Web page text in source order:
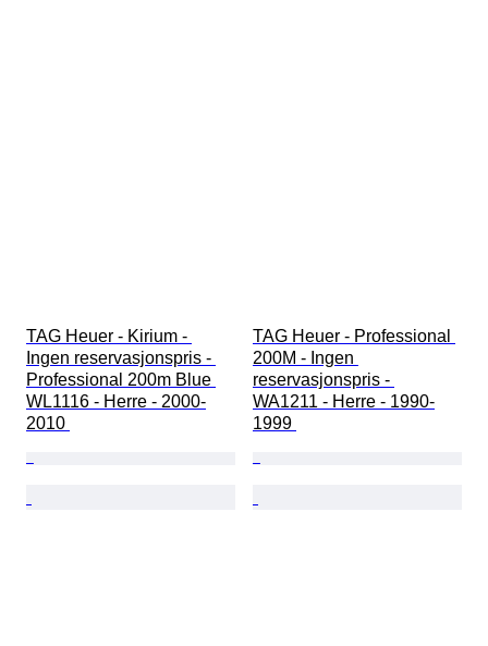
TAG Heuer - Kirium -
Ingen reservasjonspris -
Professional 200m Blue
WL1116 - Herre - 2000-
2010
TAG Heuer - Professional
200M - Ingen
reservasjonspris -
WA1211 - Herre - 1990-
1999